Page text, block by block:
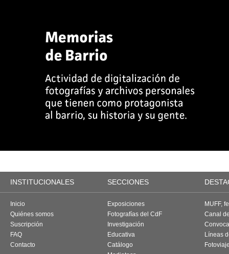
INSTITUCIONALES SECCIONES
Inicio
Quiénes somos
Suscripción
FAQ
Contacto
Exposiciones
Fotografías del CdF
Investigación
Educativa
Catálogo
MUFF,
Canal
Líneas